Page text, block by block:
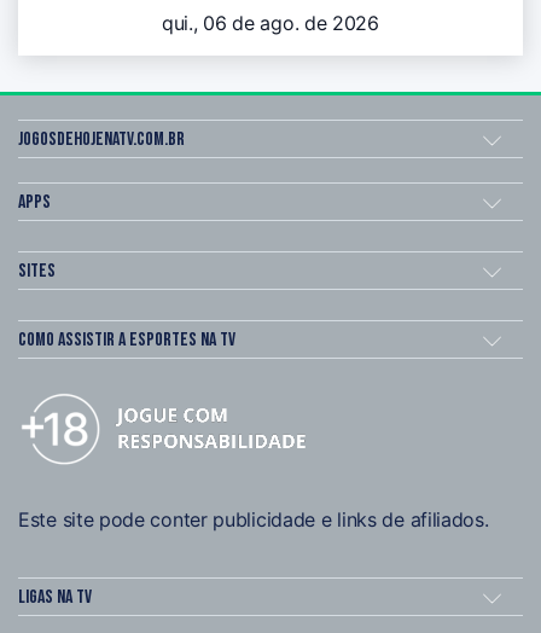
qui., 06 de ago. de 2026
Jogosdehojenatv.com.br
Apps
Sites
Como assistir a esportes na TV
Este site pode conter publicidade e links de afiliados.
Ligas na TV